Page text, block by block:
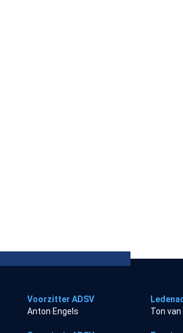
Voorzitter ADSV
Anton Engels
Ton